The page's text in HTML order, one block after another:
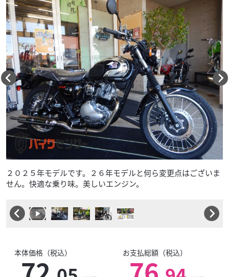
２０２５年モデルです。２６年モデルと何ら変更点はございま
せん。快適な乗り味。美しいエンジン。
本体価格（税込） お支払総額（税込）